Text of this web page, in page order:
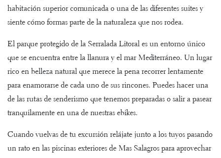
habitación superior comunicada o una de las diferentes suites y
siente cómo formas parte de la naturaleza que nos rodea.
El parque protegido de la Serralada Litoral es un entorno único
que se encuentra entre la llanura y el mar Mediterráneo. Un lugar
rico en belleza natural que merece la pena recorrer lentamente
para enamorarse de cada uno de sus rincones. Puedes hacer una
de las rutas de senderismo que tenemos preparadas o salir a pasear
tranquilamente en una de nuestras ebikes.
Cuando vuelvas de tu excursión relájate junto a los tuyos pasando
un rato en las piscinas exteriores de Mas Salagros para aprovechar